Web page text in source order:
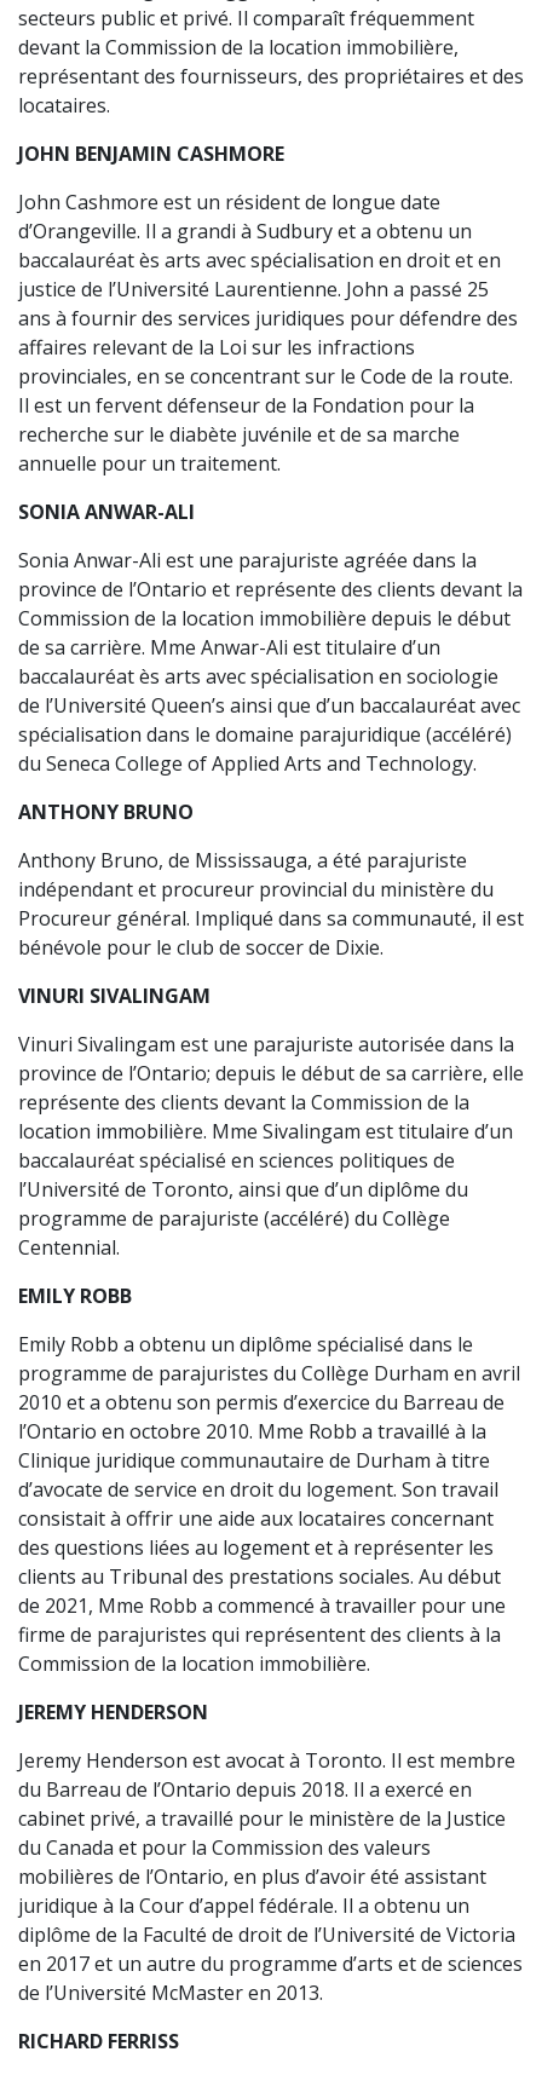
secteurs public et privé. Il comparaît fréquemment
devant la Commission de la location immobilière,
représentant des fournisseurs, des propriétaires et des
locataires.
JOHN BENJAMIN CASHMORE
John Cashmore est un résident de longue date
d’Orangeville. Il a grandi à Sudbury et a obtenu un
baccalauréat ès arts avec spécialisation en droit et en
justice de l’Université Laurentienne. John a passé 25
ans à fournir des services juridiques pour défendre des
affaires relevant de la Loi sur les infractions
provinciales, en se concentrant sur le Code de la route.
Il est un fervent défenseur de la Fondation pour la
recherche sur le diabète juvénile et de sa marche
annuelle pour un traitement.
SONIA ANWAR-ALI
Sonia Anwar-Ali est une parajuriste agréée dans la
province de l’Ontario et représente des clients devant la
Commission de la location immobilière depuis le début
de sa carrière. Mme Anwar-Ali est titulaire d’un
baccalauréat ès arts avec spécialisation en sociologie
de l’Université Queen’s ainsi que d’un baccalauréat avec
spécialisation dans le domaine parajuridique (accéléré)
du Seneca College of Applied Arts and Technology.
ANTHONY BRUNO
Anthony Bruno, de Mississauga, a été parajuriste
indépendant et procureur provincial du ministère du
Procureur général. Impliqué dans sa communauté, il est
bénévole pour le club de soccer de Dixie.
VINURI SIVALINGAM
Vinuri Sivalingam est une parajuriste autorisée dans la
province de l’Ontario; depuis le début de sa carrière, elle
représente des clients devant la Commission de la
location immobilière. Mme Sivalingam est titulaire d’un
baccalauréat spécialisé en sciences politiques de
l’Université de Toronto, ainsi que d’un diplôme du
programme de parajuriste (accéléré) du Collège
Centennial.
EMILY ROBB
Emily Robb a obtenu un diplôme spécialisé dans le
programme de parajuristes du Collège Durham en avril
2010 et a obtenu son permis d’exercice du Barreau de
l’Ontario en octobre 2010. Mme Robb a travaillé à la
Clinique juridique communautaire de Durham à titre
d’avocate de service en droit du logement. Son travail
consistait à offrir une aide aux locataires concernant
des questions liées au logement et à représenter les
clients au Tribunal des prestations sociales. Au début
de 2021, Mme Robb a commencé à travailler pour une
firme de parajuristes qui représentent des clients à la
Commission de la location immobilière.
JEREMY HENDERSON
Jeremy Henderson est avocat à Toronto. Il est membre
du Barreau de l’Ontario depuis 2018. Il a exercé en
cabinet privé, a travaillé pour le ministère de la Justice
du Canada et pour la Commission des valeurs
mobilières de l’Ontario, en plus d’avoir été assistant
juridique à la Cour d’appel fédérale. Il a obtenu un
diplôme de la Faculté de droit de l’Université de Victoria
en 2017 et un autre du programme d’arts et de sciences
de l’Université McMaster en 2013.
RICHARD FERRISS